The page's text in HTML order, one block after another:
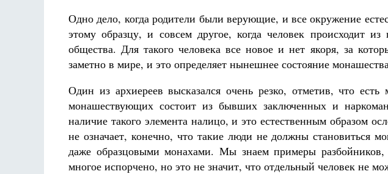
Одно дело, когда родители были верующие, и все окружение
этому образцу, и совсем другое, когда человек происходит
общества. Для такого человека все новое и нет якоря, за
заметно в мире, и это определяет нынешнее состояние
Один из архиереев высказался очень резко, отметив, что
монашествующих состоит из бывших заключенных и
наличие такого элемента налицо, и это естественным образом
не означает, конечно, что такие люди не должны становиться
даже образцовыми монахами. Мы знаем примеры
многое испорчено, но это не значит, что отдельный человек не